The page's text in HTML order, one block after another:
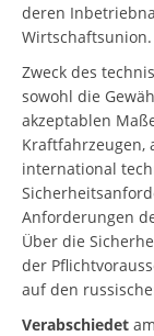
deren
Wirtschaftsunion.
Zweck des
sowohl die
akzeptablen
Kraftfahrzeugen,
international
Anforderungen
Über die
der
auf den
Verabschiedet